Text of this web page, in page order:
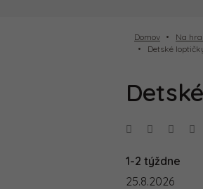
Domov Na
Detské
1-2 týždne
25.8.2026